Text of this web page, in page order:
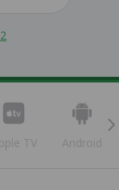
TV Android